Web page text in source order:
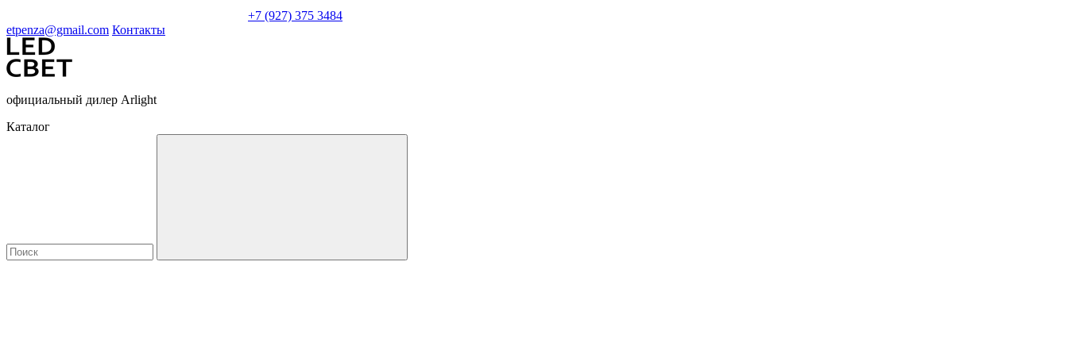
+7 (927) 375 3484
etpenza@gmail.com Контакты
официальный дилер Arlight
Каталог